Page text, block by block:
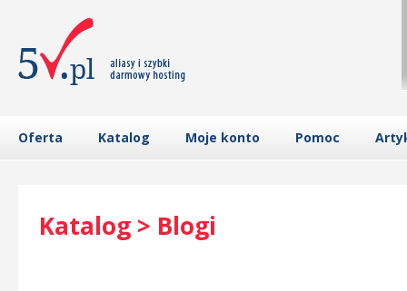
Oferta Katalog Moje konto Pomoc
Katalog > Blogi